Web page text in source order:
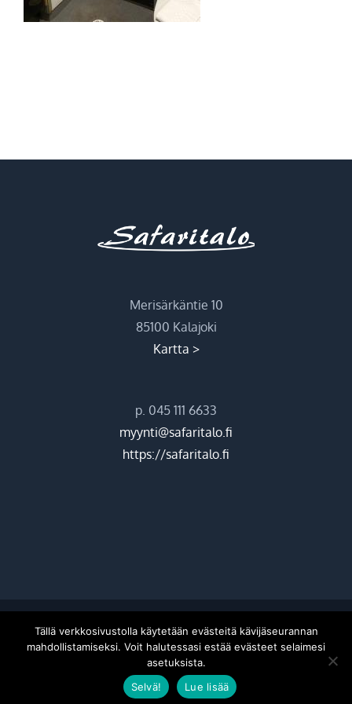
Merisärkäntie 10
85100 Kalajoki
Kartta >
p. 045 111 6633
myynti@safaritalo.fi
https://safaritalo.fi
©2026 Hiekkasärkkien ohjelmapalvelut Oy |Donetti
FacebookInstagram
Tällä verkkosivustolla käytetään evästeitä kävijäseurannan
mahdollistamiseksi. Voit halutessasi estää evästeet selaimesi
asetuksista.
Selvä!
Lue lisää